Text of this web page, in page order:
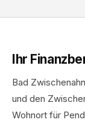
Ihr
Bad
und den
Wohnort für